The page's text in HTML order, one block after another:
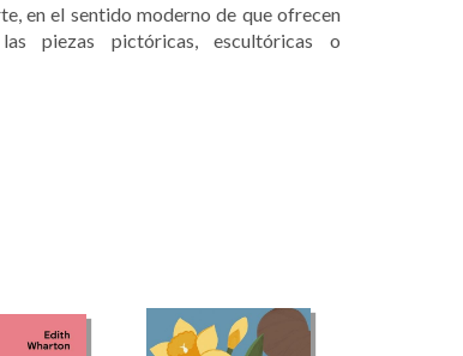
en el sentido moderno de que ofrecen
piezas pictóricas, escultóricas o